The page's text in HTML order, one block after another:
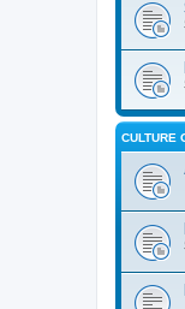
CULTURE